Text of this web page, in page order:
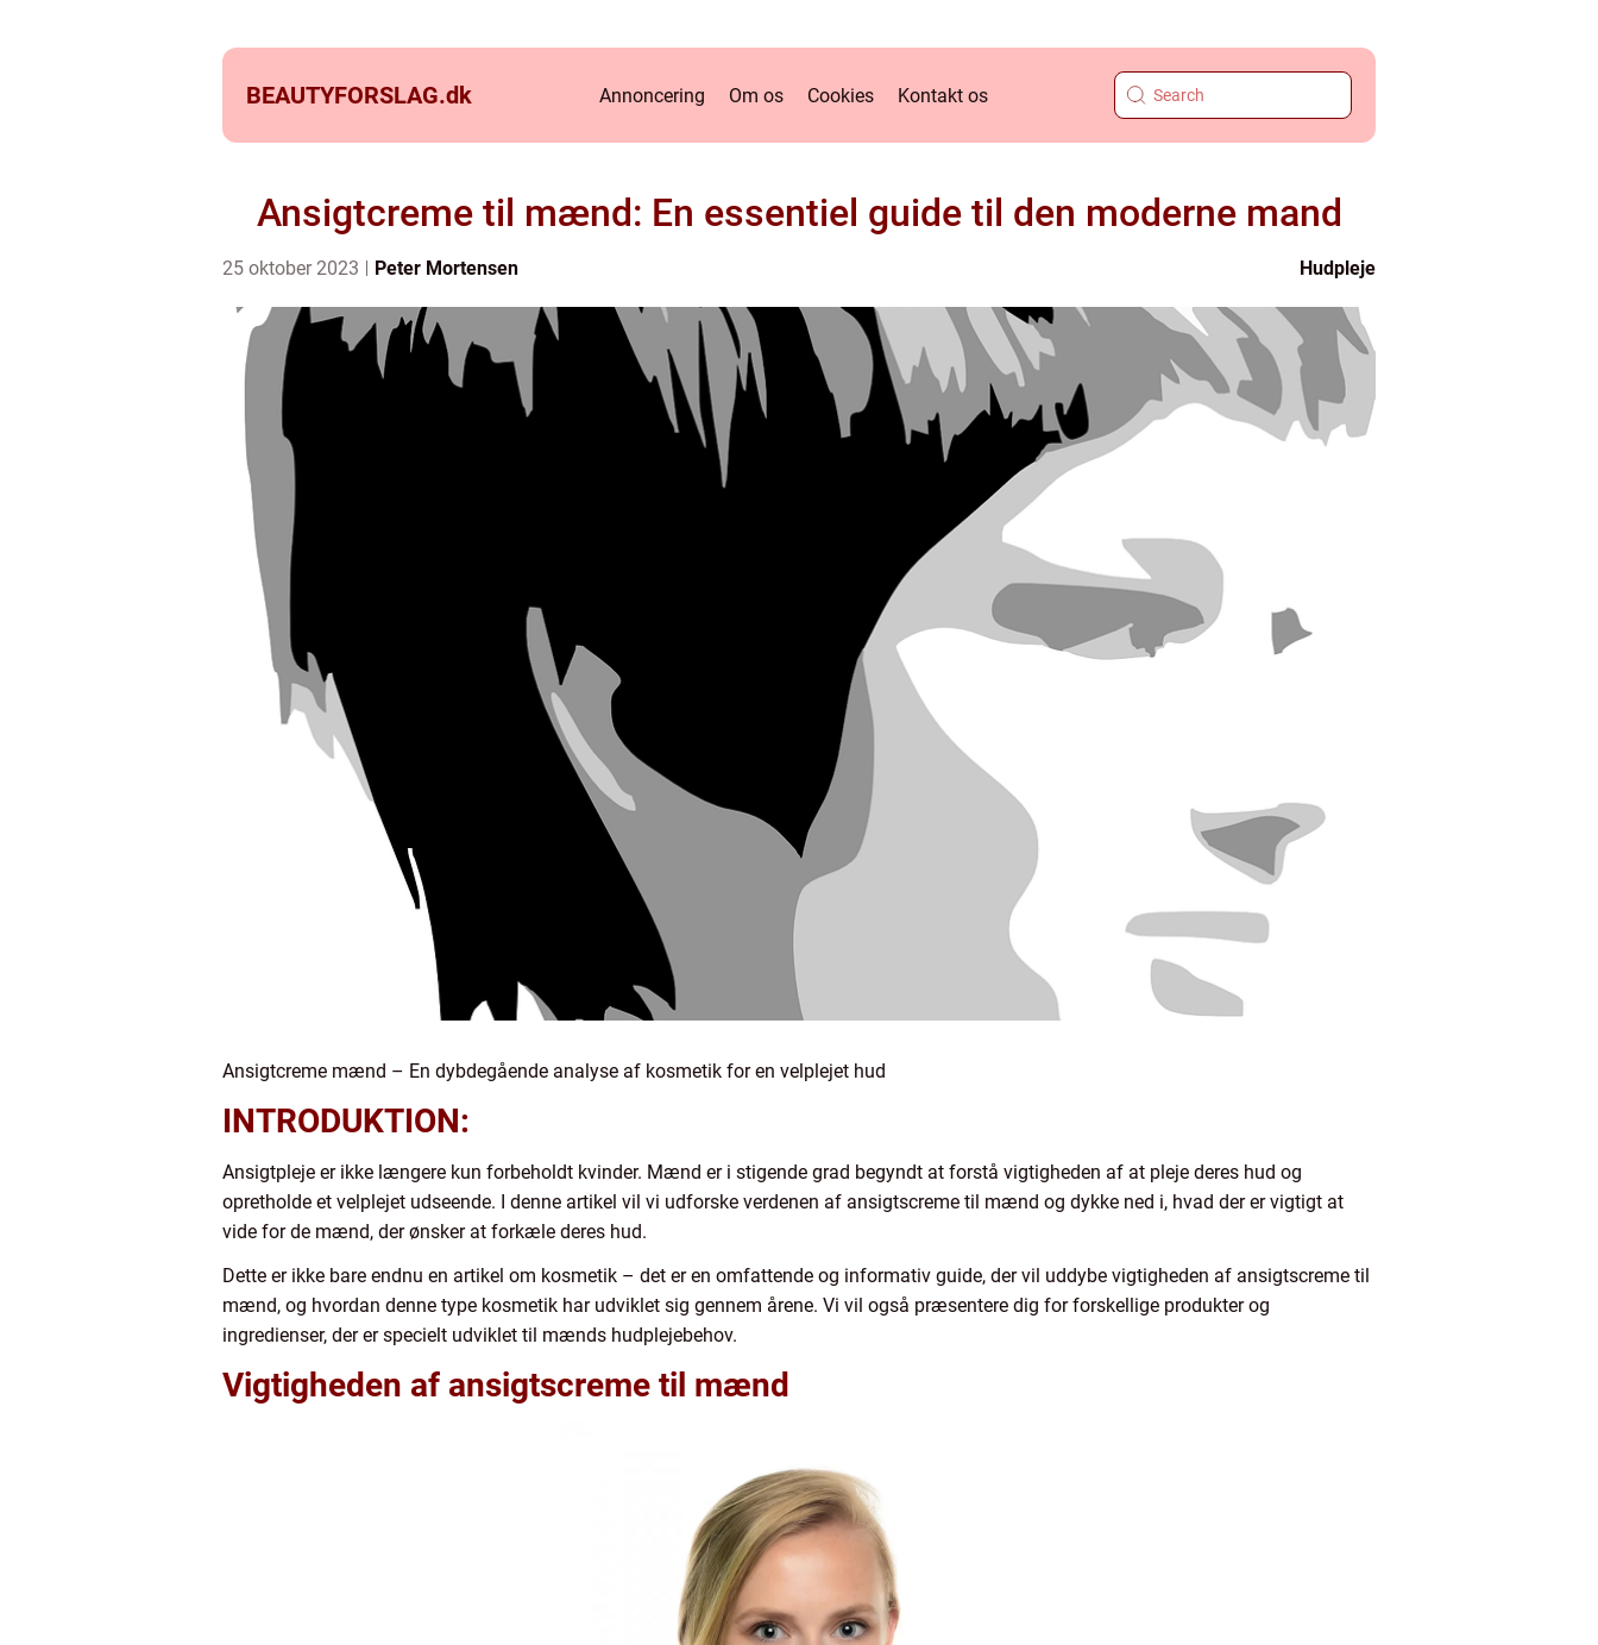
BEAUTYFORSLAG.dk Annoncering Om os Cookies Kontakt os
Ansigtcreme til mænd: En essentiel guide til den moderne mand
25 oktober 2023 Peter Mortensen Hudpleje
Ansigtcreme mænd – En dybdegående analyse af kosmetik for en velplejet hud
INTRODUKTION:
Ansigtpleje er ikke længere kun forbeholdt kvinder. Mænd er i stigende grad begyndt at forstå vigtigheden af at pleje deres hud og
opretholde et velplejet udseende. I denne artikel vil vi udforske verdenen af ansigtscreme til mænd og dykke ned i, hvad der er vigtigt at
vide for de mænd, der ønsker at forkæle deres hud.
Dette er ikke bare endnu en artikel om kosmetik – det er en omfattende og informativ guide, der vil uddybe vigtigheden af ansigtscreme til
mænd, og hvordan denne type kosmetik har udviklet sig gennem årene. Vi vil også præsentere dig for forskellige produkter og
ingredienser, der er specielt udviklet til mænds hudplejebehov.
Vigtigheden af ansigtscreme til mænd